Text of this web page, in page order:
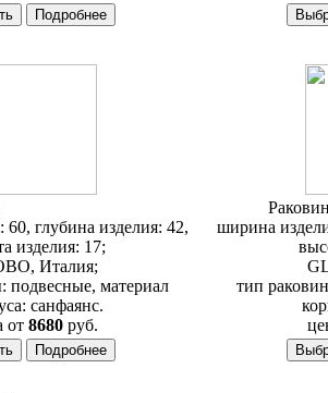
глубина изделия: 42,
изделия: 17;
Италия;
подвесные, материал
санфаянс.
от8680 руб.
ширина
тип